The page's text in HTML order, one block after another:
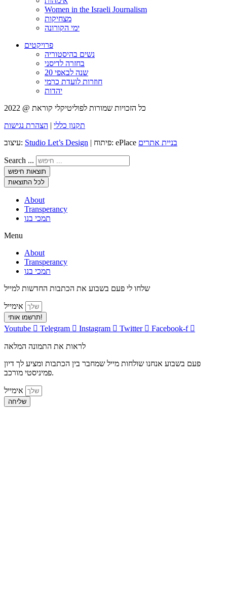
Women in the Israeli Journalism
מצחיקות
ימי הקורונה
פרויקטים
נשים בהיסטוריה
בחזרה לדיסני
20 שנה לבאפי
חוזרות לועדת כרמי
יהדות
תקנון כללי | הצהרת נגישות
עיצוב: Studio Let’s Design | פיתוח: ePlace בניית אתרים
Search ...
תוצאות חיפוש
לכל התוצאות
About
Transperancy
תמכי בנו
Menu
About
Transperancy
תמכי בנו
שלחו לי פעם בשבוע את הכתבות החדשות למייל
תרשמו אותי!
Youtube Telegram Instagram Twitter Facebook-f
לראות את התמונה המלאה
פעם בשבוע אנחנו שולחות מייל שמחבר בין הכתבות ומציע לך דיון
פמיניסטי מורכב.
שליחה